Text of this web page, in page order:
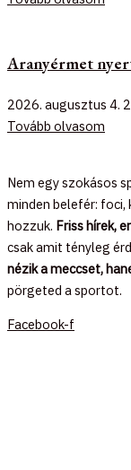
Aranyérmet
2026. augusztus 4.
Tovább olvasom
Nem egy szokásos
minden belefér: foci,
hozzuk. Friss hírek,
csak amit tényleg
nézik a meccset,
pörgeted a sportot.
Facebook-f